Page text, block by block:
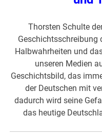
Thorsten Schulte
Geschichtsschreibung
Halbwahrheiten und
unseren Medien
Geschichtsbild, das
der Deutschen mit
dadurch wird seine
das heutige